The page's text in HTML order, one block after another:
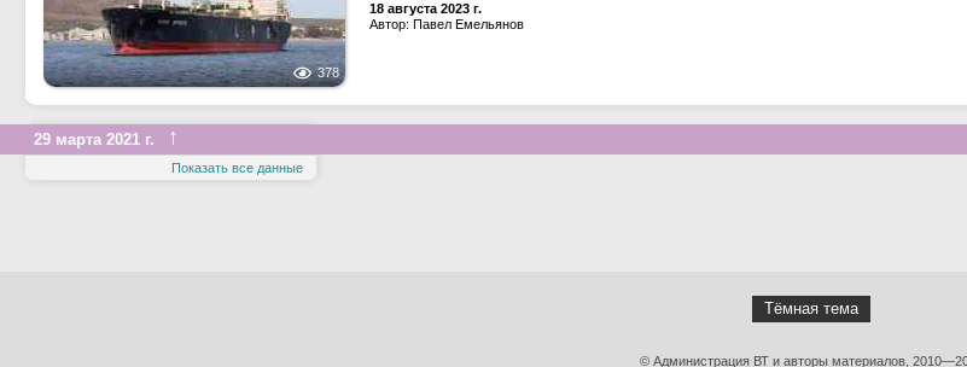
378
18 августа 2023 г.
Автор: Павел Емельянов
29 марта 2021 г. ↑
Показать все данные
Тёмная тема
© Администрация ВТ и авторы материалов,